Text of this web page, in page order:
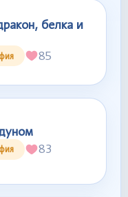
белка и
85
83